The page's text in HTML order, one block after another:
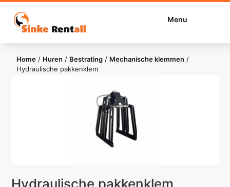
Menu
Home / Huren / Bestrating / Mechanische klemmen /
Hydraulische pakkenklem
Hydraulische pakkenklem